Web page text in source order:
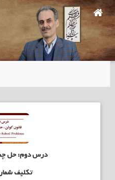
Skip
to
main
content
درس دوم: حل
تکلیف شماره